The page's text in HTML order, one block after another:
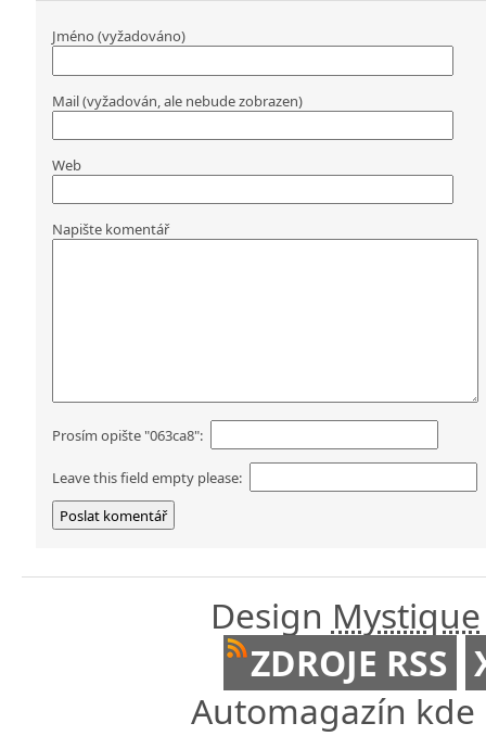
Jméno (vyžadováno)
Mail (vyžadován, ale nebude zobrazen)
Web
Napište komentář
Prosím opište "063ca8":
Leave this field empty please:
Design Mystique
ZDROJE RSS
Automagazín